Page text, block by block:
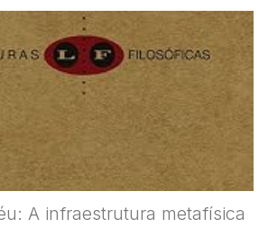
A infraestrutura metafísica